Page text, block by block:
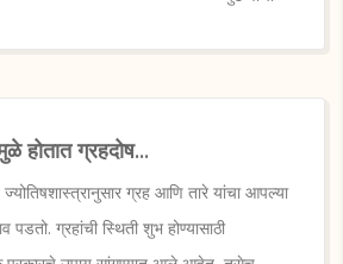
होतात ग्रहदोष...
ग्रह आणि तारे यांचा आपल्या
पडतो. ग्रहांची स्थिती शुभ होण्यासाठी